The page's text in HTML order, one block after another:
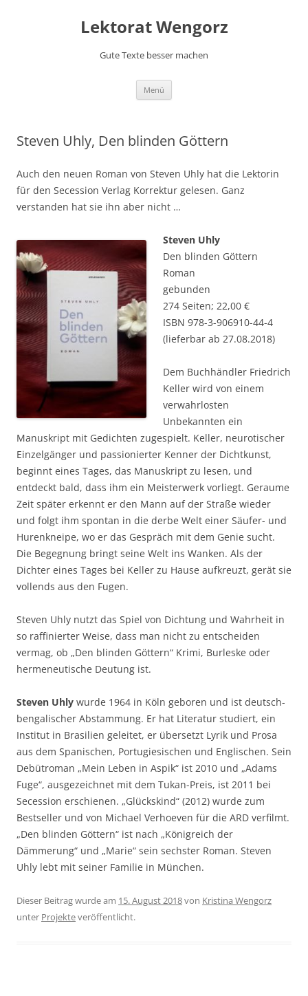
Lektorat Wengorz
Gute Texte besser machen
Menü
Steven Uhly, Den blinden Göttern
Auch den neuen Roman von Steven Uhly hat die Lektorin
für den Secession Verlag Korrektur gelesen. Ganz
verstanden hat sie ihn aber nicht …
Steven Uhly
Den blinden Göttern
Roman
gebunden
274 Seiten; 22,00 €
ISBN 978-3-906910-44-4
(lieferbar ab 27.08.2018)
Dem Buchhändler Friedrich
Keller wird von einem
verwahrlosten
Unbekannten ein
Manuskript mit Gedichten zugespielt. Keller, neurotischer
Einzelgänger und passionierter Kenner der Dichtkunst,
beginnt eines Tages, das Manuskript zu lesen, und
entdeckt bald, dass ihm ein Meisterwerk vorliegt. Geraume
Zeit später erkennt er den Mann auf der Straße wieder
und folgt ihm spontan in die derbe Welt einer Säufer- und
Hurenkneipe, wo er das Gespräch mit dem Genie sucht.
Die Begegnung bringt seine Welt ins Wanken. Als der
Dichter eines Tages bei Keller zu Hause aufkreuzt, gerät sie
vollends aus den Fugen.
Steven Uhly nutzt das Spiel von Dichtung und Wahrheit in
so raffinierter Weise, dass man nicht zu entscheiden
vermag, ob „Den blinden Göttern“ Krimi, Burleske oder
hermeneutische Deutung ist.
Steven Uhly wurde 1964 in Köln geboren und ist deutsch-
bengalischer Abstammung. Er hat Literatur studiert, ein
Institut in Brasilien geleitet, er übersetzt Lyrik und Prosa
aus dem Spanischen, Portugiesischen und Englischen. Sein
Debütroman „Mein Leben in Aspik“ ist 2010 und „Adams
Fuge“, ausgezeichnet mit dem Tukan-Preis, ist 2011 bei
Secession erschienen. „Glückskind“ (2012) wurde zum
Bestseller und von Michael Verhoeven für die ARD verfilmt.
„Den blinden Göttern“ ist nach „Königreich der
Dämmerung“ und „Marie“ sein sechster Roman. Steven
Uhly lebt mit seiner Familie in München.
Dieser Beitrag wurde am 15. August 2018von Kristina Wengorz
unter Projekteveröffentlicht.